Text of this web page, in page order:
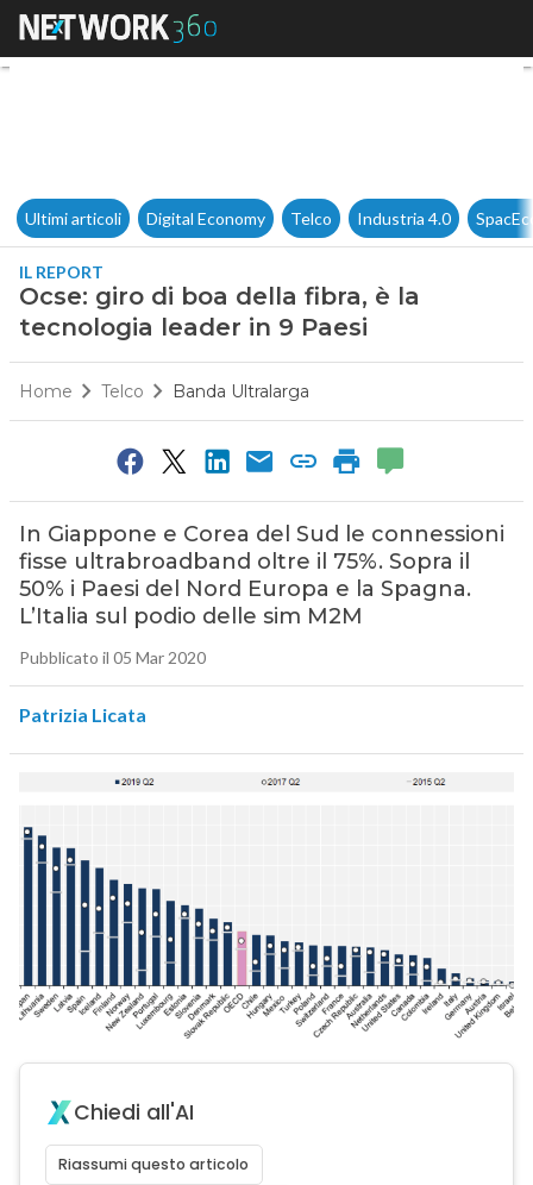
Ocse: giro di boa della fibra,
Ultimi articoli Digital Economy Telco Industria 4.0
IL REPORT
Ocse: giro di boa della fibra, è la
tecnologia leader in 9 Paesi
Home Telco Banda Ultralarga
In Giappone e Corea del Sud le connessioni
fisse ultrabroadband oltre il 75%. Sopra il
50% i Paesi del Nord Europa e la Spagna.
L’Italia sul podio delle sim M2M
Pubblicato il 05 Mar 2020
Patrizia Licata
Chiedi all'AI
Riassumi questo articolo